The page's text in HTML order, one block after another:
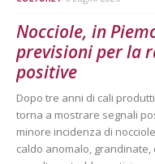
Nocciole, in
previsioni per la
positive
Dopo tre anni di cali
torna a mostrare segnali
minore incidenza di
caldo anomalo,